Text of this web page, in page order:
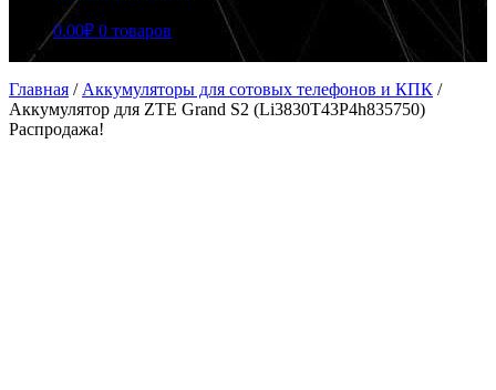
0.00₽ 0 товаров
Главная / Аккумуляторы для сотовых телефонов и КПК /
Аккумулятор для ZTE Grand S2 (Li3830T43P4h835750)
Распродажа!